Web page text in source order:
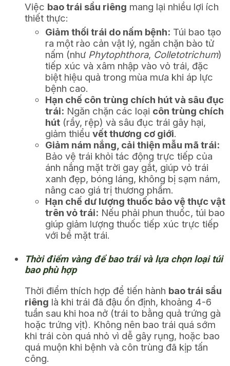
Việc bao trái sầu riêng mang lại nhiều lợi ích
thiết thực:
Giảm thối trái do nấm bệnh: Túi bao tạo
ra một rào cản vật lý, ngăn chặn bào tử
nấm (như Phytophthora, Colletotrichum)
tiếp xúc và xâm nhập vào vỏ trái, đặc
biệt hiệu quả trong mùa mưa khi áp lực
bệnh cao.
Hạn chế côn trùng chích hút và sâu đục
trái: Ngăn chặn các loại côn trùng chích
hút (rầy, rệp) và sâu đục trái gây hại,
giảm thiểu vết thương cơ giới.
Giảm nám nắng, cải thiện mẫu mã trái:
Bảo vệ trái khỏi tác động trực tiếp của
ánh nắng mặt trời gay gắt, giúp vỏ trái
xanh đẹp, bóng láng, không bị sạm nám,
nâng cao giá trị thương phẩm.
Hạn chế dư lượng thuốc bảo vệ thực vật
trên vỏ trái: Nếu phải phun thuốc, túi bao
giúp giảm lượng thuốc tiếp xúc trực tiếp
với bề mặt trái.
Thời điểm vàng để bao trái và lựa chọn loại túi
bao phù hợp
Thời điểm thích hợp để tiến hành bao trái sầu
riêng là khi trái đã đậu ổn định, khoảng 4-6
tuần sau khi hoa nở (trái to bằng quả trứng gà
hoặc trứng vịt). Không nên bao trái quá sớm
khi trái còn quá nhỏ vì dễ gây rụng, hoặc bao
quá muộn khi bệnh và côn trùng đã kịp tấn
công.